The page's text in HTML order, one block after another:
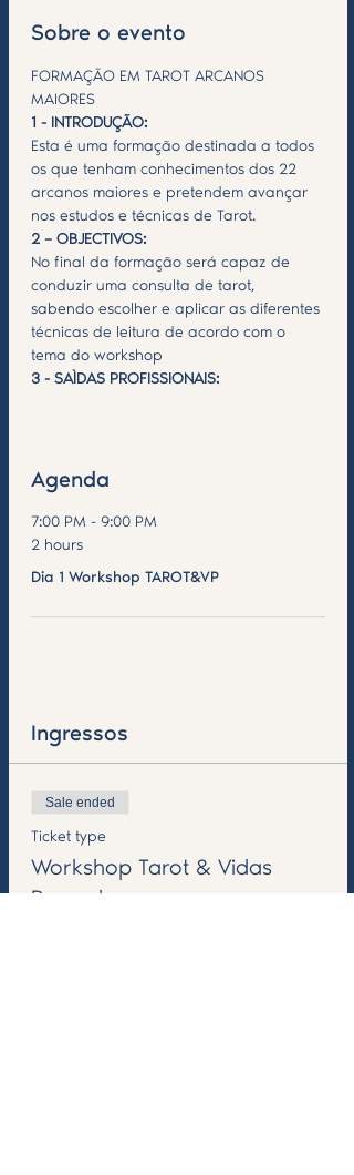
Sobre o evento
FORMAÇÃO EM TAROT ARCANOS
MAIORES
1 - INTRODUÇÃO:
Esta é uma formação destinada a todos
os que tenham conhecimentos dos 22
arcanos maiores e pretendem avançar
nos estudos e técnicas de Tarot.
2 – OBJECTIVOS:
No final da formação será capaz de
conduzir uma consulta de tarot,
sabendo escolher e aplicar as diferentes
técnicas de leitura de acordo com o
tema do workshop
3 - SAÌDAS PROFISSIONAIS:
Agenda
7:00 PM - 9:00 PM
2 hours
Dia 1 Workshop TAROT&VP
Ingressos
Sale ended
Ticket type
Workshop Tarot & Vidas
Passada